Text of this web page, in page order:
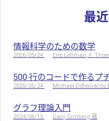
最
情報科学のための数学
2026/05/24 Eric Lehman, F.
500 行のコードで作るプ
2025/05/24 Michael DiBernardo
グラフ理論入門
2024/06/15 Darij Grinberg 著